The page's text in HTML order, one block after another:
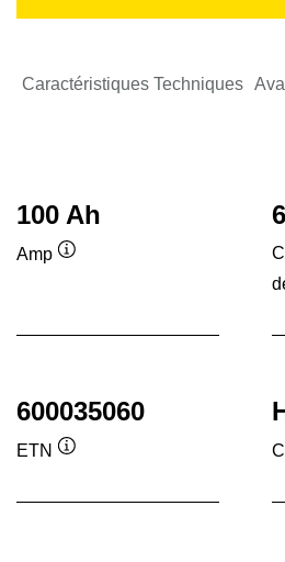
Caractéristiques Techniques
100 Ah
Amp
600035060
ETN